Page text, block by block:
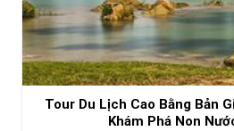
Tour Du Lịch Cao Bằng Bản
Khám Phá Non